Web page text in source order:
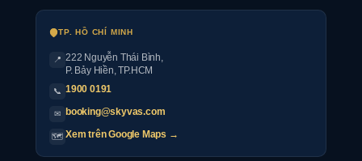
TP. HỒ CHÍ MINH
📍 222 Nguyễn Thái Bình,
P. Bảy Hiền, TP.HCM
📞 1900 0191
✉ booking@skyvas.com
🗺 Xem trên Google Maps →